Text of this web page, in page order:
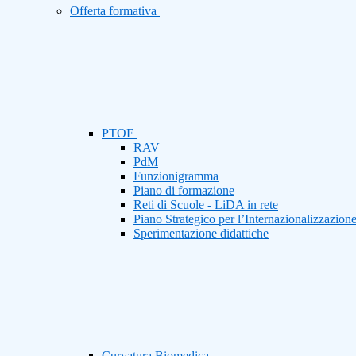
Offerta formativa
PTOF
RAV
PdM
Funzionigramma
Piano di formazione
Reti di Scuole - LiDA in rete
Piano Strategico per l’Internazionalizzazione
Sperimentazione didattiche